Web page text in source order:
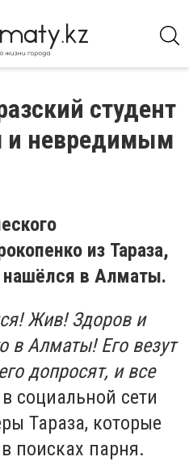
студент
невредимым
из Тараза,
в Алматы.
Жив! Здоров и
в Алматы! Его везут
допросят, и все
социальной сети
Тараза, которые
поисках парня.